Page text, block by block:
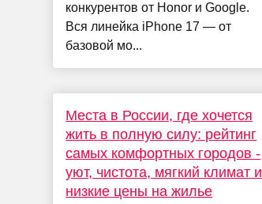
конкурентов от Honor и Google.
Вся линейка iPhone 17 — от
базовой мо...
Места в России, где хочется
жить в полную силу: рейтинг
самых комфортных городов -
уют, чистота, мягкий климат и
низкие цены на жилье